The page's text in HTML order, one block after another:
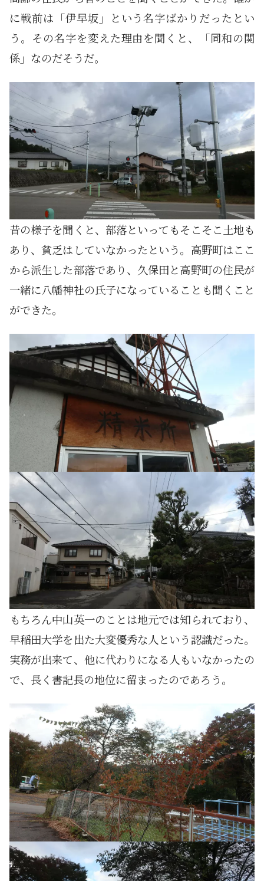
に戦前は「伊早坂」という名字ばかりだったとい
う。その名字を変えた理由を聞くと、「同和の関
係」なのだそうだ。
昔の様子を聞くと、部落といってもそこそこ土地も
あり、貧乏はしていなかったという。高野町はここ
から派生した部落であり、久保田と高野町の住民が
一緒に八幡神社の氏子になっていることも聞くこと
ができた。
もちろん中山英一のことは地元では知られており、
早稲田大学を出た大変優秀な人という認識だった。
実務が出来て、他に代わりになる人もいなかったの
で、長く書記長の地位に留まったのであろう。